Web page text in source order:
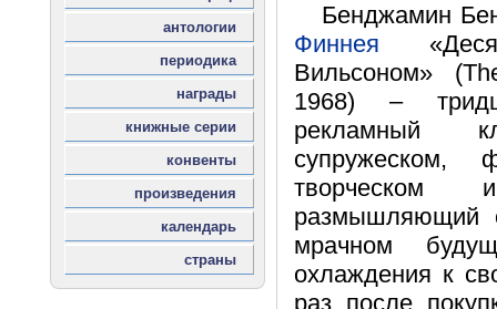
Бенджамин
Финнея
Вильсоном»
1968) –
рекламный
супружеском,
творческом
размышляющий
мрачном
охлаждения к
раз после